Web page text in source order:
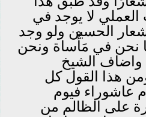
العملي لا يوجد في
الحسين ولو وجد
نحن في مَأْساة ونحن
واضاف الشيخ
هذا القول كل
عاشوراء فيوم
على الظالم من